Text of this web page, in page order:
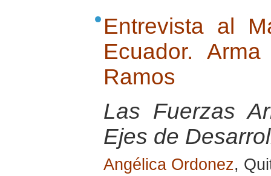
Entrevista al
Ecuador.
Ramos
Las Fuerzas
Ejes de
Angélica Ordonez,